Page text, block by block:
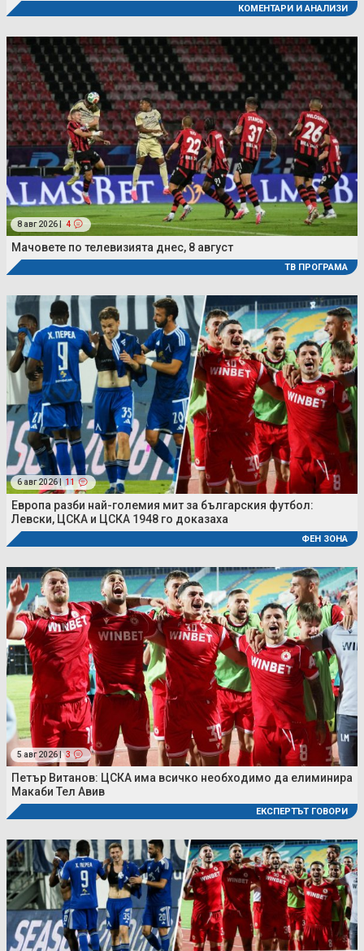
КОМЕНТАРИ И АНАЛИЗИ
8 авг 2026 | 4
Мачовете по телевизията днес, 8 август
ТВ ПРОГРАМА
6 авг 2026 | 11
Европа разби най-големия мит за българския футбол:
Левски, ЦСКА и ЦСКА 1948 го доказаха
ФЕН ЗОНА
5 авг 2026 | 3
Петър Витанов: ЦСКА има всичко необходимо да елиминира
Макаби Тел Авив
ЕКСПЕРТЪТ ГОВОРИ